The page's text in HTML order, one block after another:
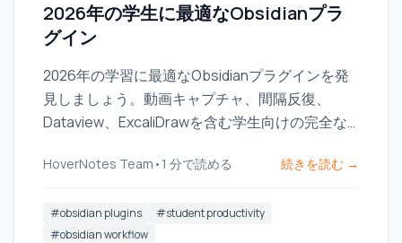
2026年の学生に最適なObsidianプラ
グイン
2026年の学習に最適なObsidianプラグインを発
見しましょう。動画キャプチャ、間隔反復、
Dataview、ExcaliDrawを含む学生向けの完全な
HoverNotes Team • 1 分で読める 続きを読む →
#obsidian plugins #student productivity
#obsidian workflow